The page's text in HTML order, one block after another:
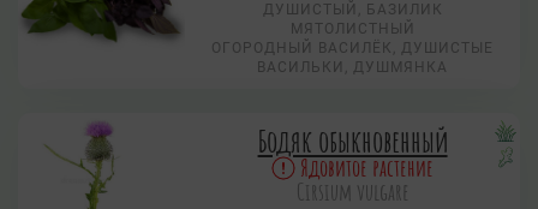
ДУШИСТЫЙ, БАЗИЛИК
МЯТОЛИСТНЫЙ
ОГОРОДНЫЙ ВАСИЛЁК, ДУШИСТЫЕ
ВАСИЛЬКИ, ДУШМЯНКА
Бодяк обыкновенный
Ядовитое растение
Cirsium vulgare